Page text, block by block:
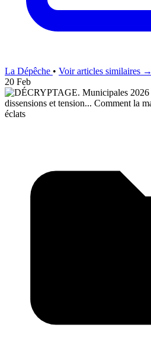
La Dépêche • Voir articles similaires →
20 Feb